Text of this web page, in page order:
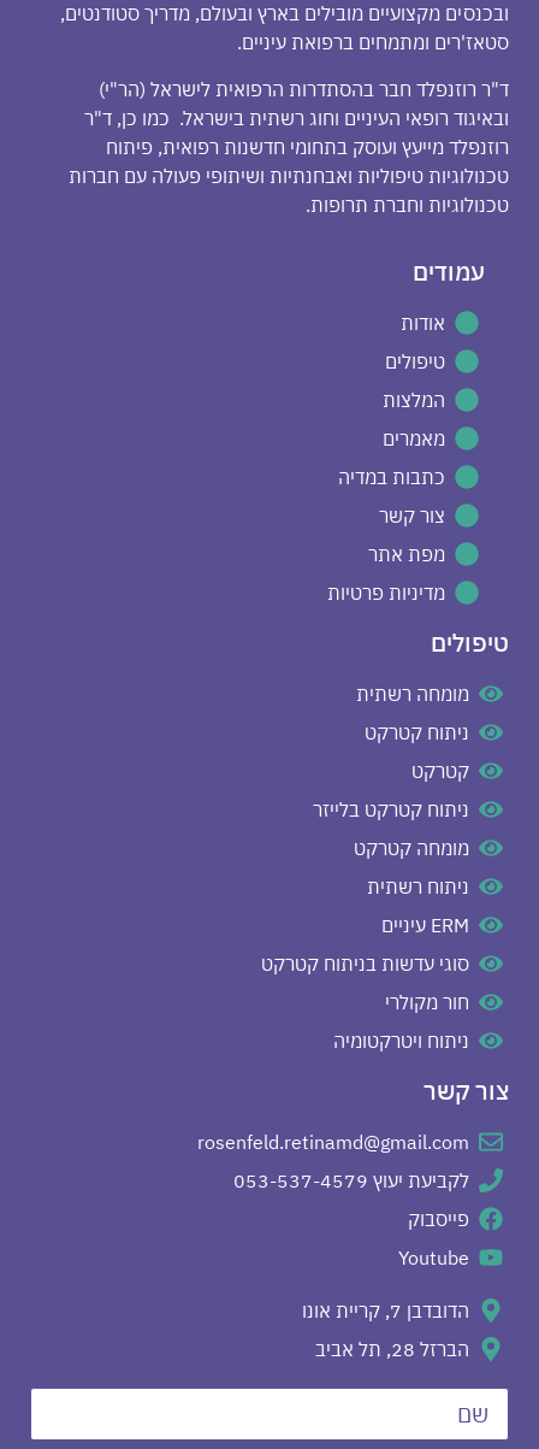
ובכנסים מקצועיים מובילים בארץ ובעולם, מדריך סטודנטים,
סטאז'רים ומתמחים ברפואת עיניים.
ד"ר רוזנפלד חבר בהסתדרות הרפואית לישראל (הר"י)
ובאיגוד רופאי העיניים וחוג רשתית בישראל. כמו כן, ד"ר
רוזנפלד מייעץ ועוסק בתחומי חדשנות רפואית, פיתוח
טכנולוגיות טיפוליות ואבחנתיות ושיתופי פעולה עם חברות
טכנולוגיות וחברת תרופות.
עמודים
אודות
טיפולים
המלצות
מאמרים
כתבות במדיה
צור קשר
מפת אתר
מדיניות פרטיות
טיפולים
מומחה רשתית
ניתוח קטרקט
קטרקט
ניתוח קטרקט בלייזר
מומחה קטרקט
ניתוח רשתית
ERM עיניים
סוגי עדשות בניתוח קטרקט
חור מקולרי
ניתוח ויטרקטומיה
צור קשר
rosenfeld.retinamd@gmail.com
לקביעת יעוץ 053-537-4579
פייסבוק
Youtube
הדובדבן 7, קריית אונו
הברזל 28, תל אביב